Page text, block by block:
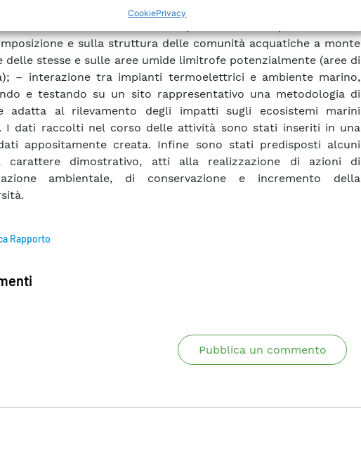
CookiePrivacy
ed ecosistemi correlati, con un’analisi degli effetti e ricadute
e sulla struttura delle comunità acquatiche a monte
delle stesse e sulle aree umide limitrofe potenzialmente (aree di
– interazione tra impianti termoelettrici e ambiente marino,
e testando su un sito rappresentativo una metodologia di
adatta al rilevamento degli impatti sugli ecosistemi marini
I dati raccolti nel corso delle attività sono stati inseriti in una
appositamente creata. Infine sono stati predisposti alcuni
carattere dimostrativo, atti alla realizzazione di azioni di
ambientale, di conservazione e incremento della
Rapporto
Pubblica un commento